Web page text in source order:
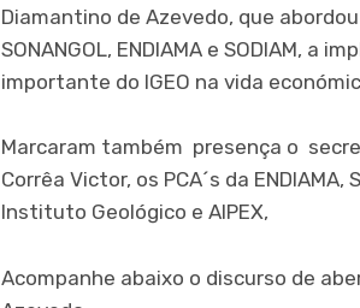
Diamantino de Azevedo, que
SONANGOL, ENDIAMA e SODIAM, a
importante do IGEO na vida
Marcaram também presença o
Corrêa Victor, os PCA´s da ENDIAMA,
Instituto Geológico e AIPEX,
Acompanhe abaixo o discurso de